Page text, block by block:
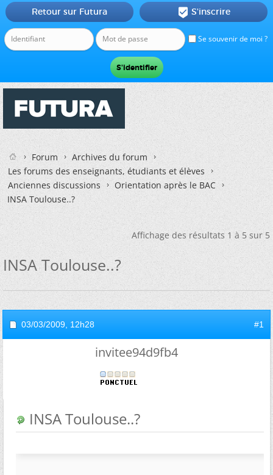
Se souvenir de moi ?
Retour sur Futura  S'inscrire
Forum
Archives du forum
Les forums des enseignants, étudiants et élèves
Anciennes discussions
Orientation après le BAC
INSA Toulouse..?
Affichage des résultats 1 à 5 sur 5
INSA Toulouse..?
03/03/2009, 12h28 #1
invitee94d9fb4
INSA Toulouse..?